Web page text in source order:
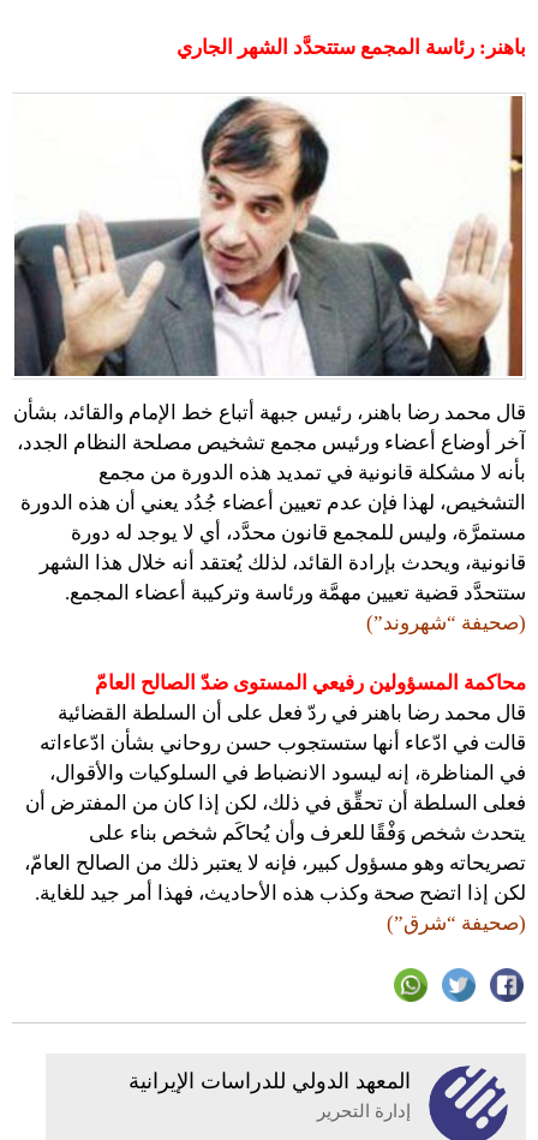
باهنر: رئاسة المجمع ستتحدَّد الشهر الجاري
قال محمد رضا باهنر، رئيس جبهة أتباع خط الإمام والقائد، بشأن
آخر أوضاع أعضاء ورئيس مجمع تشخيص مصلحة النظام الجدد،
بأنه لا مشكلة قانونية في تمديد هذه الدورة من مجمع
التشخيص، لهذا فإن عدم تعيين أعضاء جُدُد يعني أن هذه الدورة
مستمرَّة، وليس للمجمع قانون محدَّد، أي لا يوجد له دورة
قانونية، ويحدث بإرادة القائد، لذلك يُعتقد أنه خلال هذا الشهر
ستتحدَّد قضية تعيين مهمَّة ورئاسة وتركيبة أعضاء المجمع.
(صحيفة “شهروند”)
محاكمة المسؤولين رفيعي المستوى ضدّ الصالح العامّ
قال محمد رضا باهنر في ردّ فعل على أن السلطة القضائية
قالت في ادّعاء أنها ستستجوب حسن روحاني بشأن ادّعاءاته
في المناظرة، إنه ليسود الانضباط في السلوكيات والأقوال،
فعلى السلطة أن تحقِّق في ذلك، لكن إذا كان من المفترض أن
يتحدث شخص وَفْقًا للعرف وأن يُحاكَم شخص بناء على
تصريحاته وهو مسؤول كبير، فإنه لا يعتبر ذلك من الصالح العامّ،
لكن إذا اتضح صحة وكذب هذه الأحاديث، فهذا أمر جيد للغاية.
(صحيفة “شرق”)
المعهد الدولي للدراسات الإيرانية
إدارة التحرير